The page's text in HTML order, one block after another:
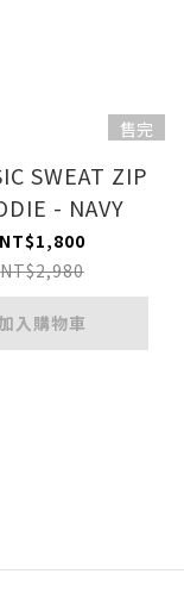
售完
SWEAT ZIP
- NAVY
NT$1,800
NT$2,980
入購物車